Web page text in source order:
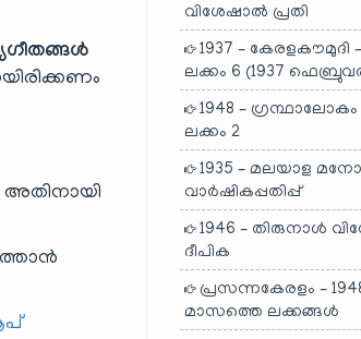
വിശേഷാൽ പ്രതി
1937 – കേരളകൗമുദി
ലക്കം 6 (1937
1948 – ഗ്രന്ഥാലോകം
ലക്കം 2
1935 – മലയാള
വാർഷികപ്പതിപ്പ്
1946 – തിരുനാൾ
ദീപിക
പ്രസന്നകേരളം –
മാസത്തെ ലക്കങ്ങൾ